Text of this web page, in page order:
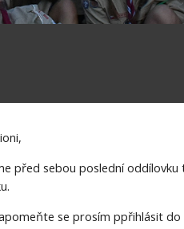
před sebou poslední
se prosím ppřihlásit